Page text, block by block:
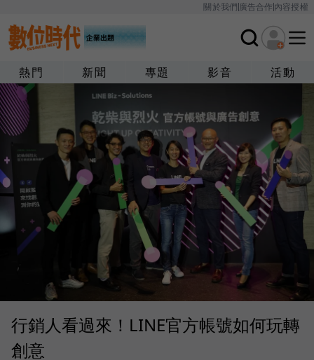
關於我們廣告合作內容授權
熱門 新聞 專題 影音 活動
行銷人看過來！LINE官方帳號如何玩轉
創意